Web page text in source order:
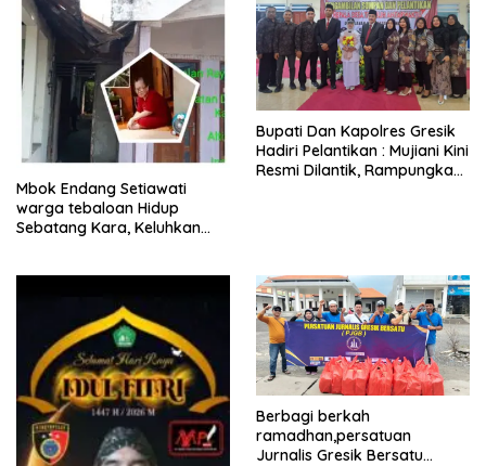
Mbok Endang Setiawati
warga tebaloan Hidup
Sebatang Kara, Keluhkan
​Bupati Dan Kapolres Gresik
Hadiri Pelantikan : Mujiani Kini
Resmi Dilantik, Rampungkan
Berbagi berkah
ramadhan,persatuan
Jurnalis Gresik Bersatu